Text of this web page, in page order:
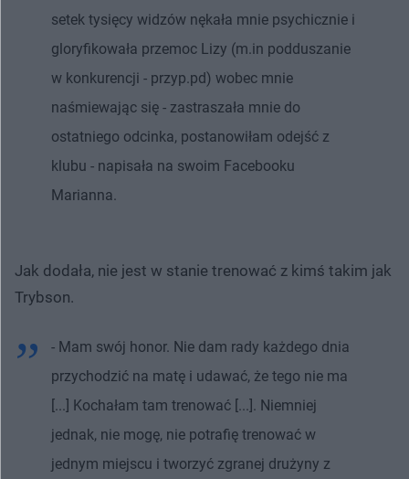
setek tysięcy widzów nękała mnie psychicznie i
gloryfikowała przemoc Lizy (m.in podduszanie
w konkurencji - przyp.pd) wobec mnie
naśmiewając się - zastraszała mnie do
ostatniego odcinka, postanowiłam odejść z
klubu - napisała na swoim Facebooku
Marianna.
Jak dodała, nie jest w stanie trenować z kimś takim jak
Trybson.
- Mam swój honor. Nie dam rady każdego dnia
przychodzić na matę i udawać, że tego nie ma
[...] Kochałam tam trenować [...]. Niemniej
jednak, nie mogę, nie potrafię trenować w
jednym miejscu i tworzyć zgranej drużyny z